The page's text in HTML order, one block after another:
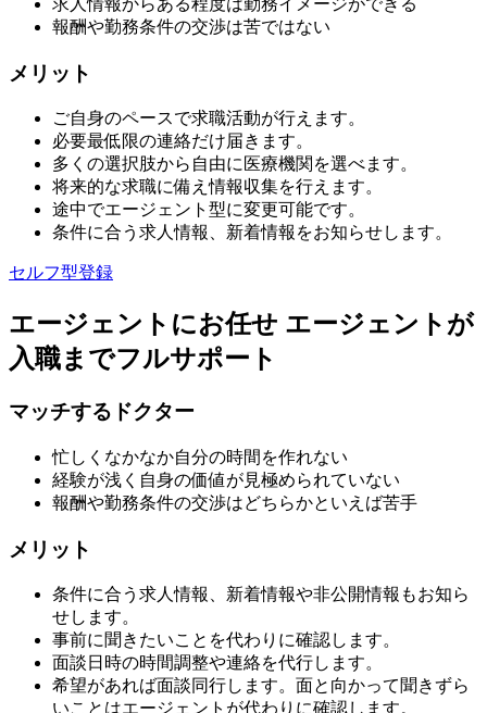
求人情報からある程度は勤務イメージができる
報酬や勤務条件の交渉は苦ではない
メリット
ご自身のペースで求職活動が行えます。
必要最低限の連絡だけ届きます。
多くの選択肢から自由に医療機関を選べます。
将来的な求職に備え情報収集を行えます。
途中でエージェント型に変更可能です。
条件に合う求人情報、新着情報をお知らせします。
セルフ型登録
エージェントにお任せ エージェントが
入職までフルサポート
マッチするドクター
忙しくなかなか自分の時間を作れない
経験が浅く自身の価値が見極められていない
報酬や勤務条件の交渉はどちらかといえば苦手
メリット
条件に合う求人情報、新着情報や非公開情報もお知ら
せします。
事前に聞きたいことを代わりに確認します。
面談日時の時間調整や連絡を代行します。
希望があれば面談同行します。面と向かって聞きずら
いことはエージェントが代わりに確認します。